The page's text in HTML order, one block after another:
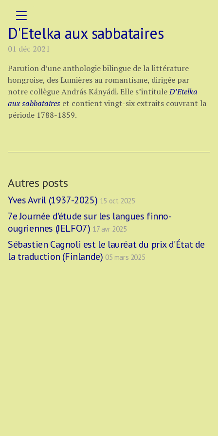
D'Etelka aux sabbataires
01 déc 2021
Parution d’une anthologie bilingue de la littérature
hongroise, des Lumières au romantisme, dirigée par
notre collègue András Kányádi. Elle s’intituleD’Etelka
aux sabbataires et contient vingt-six extraits couvrant la
période 1788-1859.
Autres posts
Yves Avril (1937-2025) 15 oct 2025
7e Journée d'étude sur les langues finno-
ougriennes (JELFO7) 17 avr 2025
Sébastien Cagnoli est le lauréat du prix d’État de
la traduction (Finlande) 05 mars 2025